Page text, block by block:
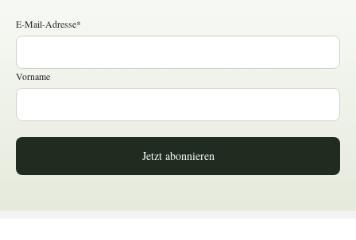
E-Mail-Adresse*
Vorname
Jetzt abonnieren